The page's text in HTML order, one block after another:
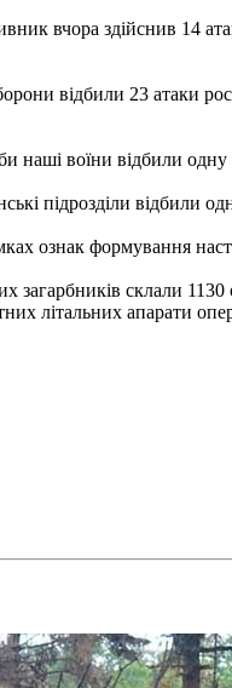
вчора здійснив 14
відбили 23 атаки
наші воїни відбили
підрозділи відбили
ознак формування
загарбників склали
літальних апарати